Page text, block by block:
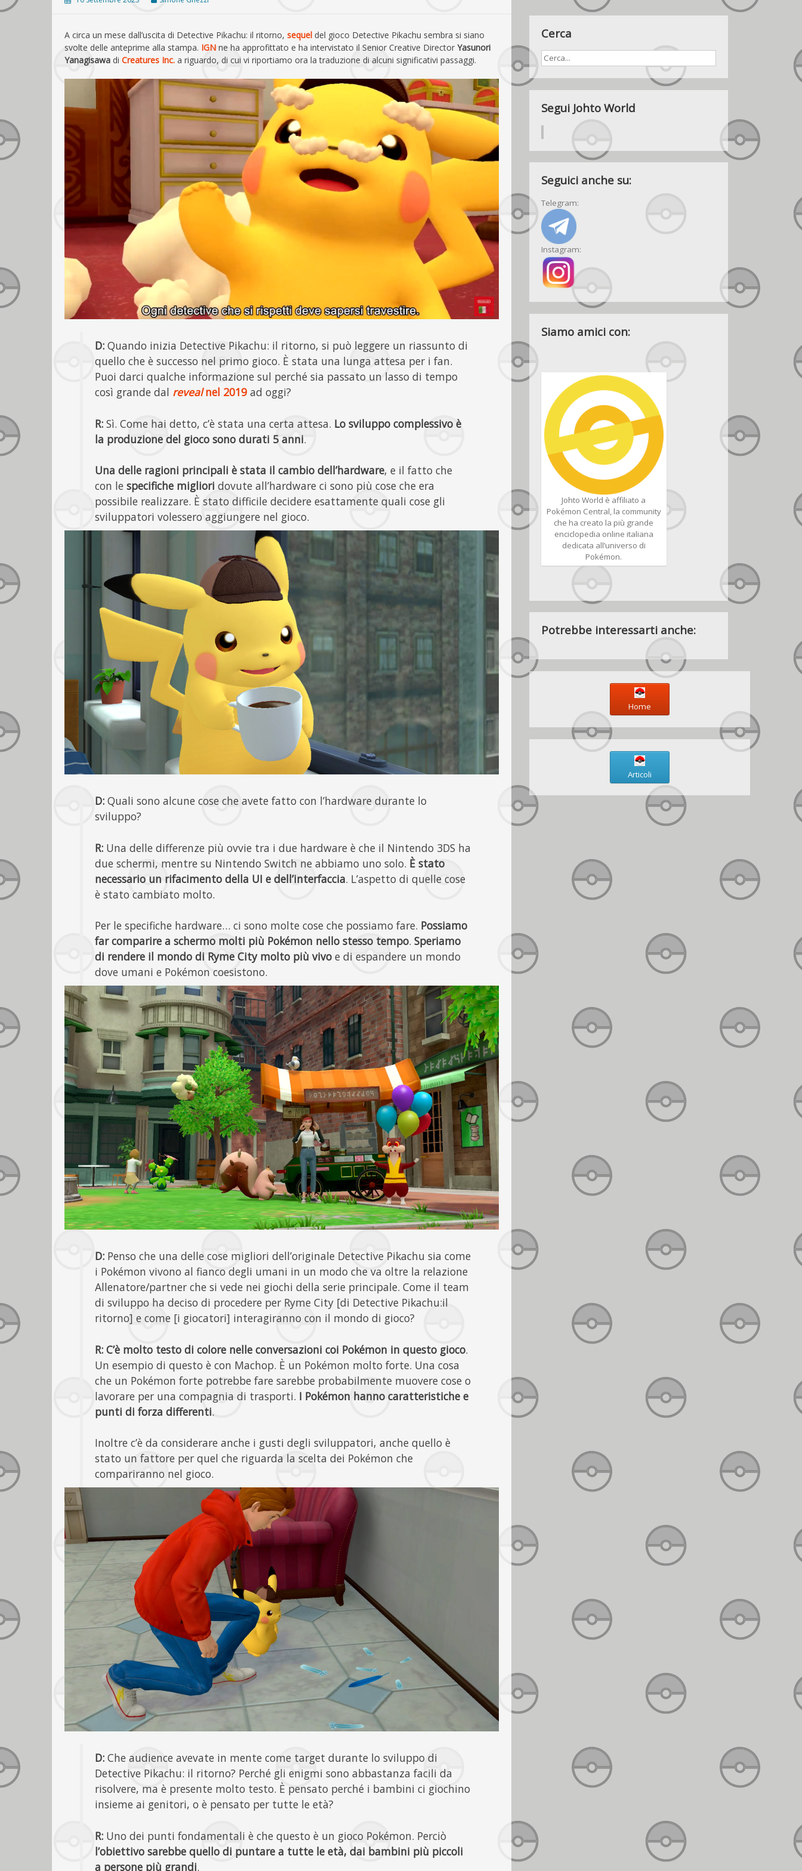
A circa un mese dall’uscita di Detective Pikachu: il ritorno, sequel del gioco Detective Pikachu sembra si siano
svolte delle anteprime alla stampa. IGN ne ha approfittato e ha intervistato il Senior Creative Director Yasunori
Yanagisawa di Creatures Inc. a riguardo, di cui vi riportiamo ora la traduzione di alcuni significativi passaggi.
D: Quando inizia Detective Pikachu: il ritorno, si può leggere un riassunto di
quello che è successo nel primo gioco. È stata una lunga attesa per i fan.
Puoi darci qualche informazione sul perché sia passato un lasso di tempo
così grande dal revealnel 2019 ad oggi?
R: Sì. Come hai detto, c’è stata una certa attesa. Lo sviluppo complessivo è
la produzione del gioco sono durati 5 anni.
Una delle ragioni principali è stata il cambio dell’hardware, e il fatto che
con lespecifiche migliori dovute all’hardware ci sono più cose che era
possibile realizzare. È stato difficile decidere esattamente quali cose gli
sviluppatori volessero aggiungere nel gioco.
D: Quali sono alcune cose che avete fatto con l’hardware durante lo
sviluppo?
R: Una delle differenze più ovvie tra i due hardware è che il Nintendo 3DS ha
due schermi, mentre su Nintendo Switch ne abbiamo uno solo. È stato
necessario un rifacimento della UI e dell’interfaccia. L’aspetto di quelle cose
è stato cambiato molto.
Per le specifiche hardware… ci sono molte cose che possiamo fare. Possiamo
far comparire a schermo molti più Pokémon nello stesso tempo.Speriamo
di rendere il mondo di Ryme City molto più vivo e di espandere un mondo
dove umani e Pokémon coesistono.
D: Penso che una delle cose migliori dell’originale Detective Pikachu sia come
i Pokémon vivono al fianco degli umani in un modo che va oltre la relazione
Allenatore/partner che si vede nei giochi della serie principale. Come il team
di sviluppo ha deciso di procedere per Ryme City [di Detective Pikachu:il
ritorno] e come [i giocatori] interagiranno con il mondo di gioco?
R: C’è molto testo di colore nelle conversazioni coi Pokémon in questo gioco.
Un esempio di questo è con Machop. È un Pokémon molto forte. Una cosa
che un Pokémon forte potrebbe fare sarebbe probabilmente muovere cose o
lavorare per una compagnia di trasporti. I Pokémon hanno caratteristiche e
punti di forza differenti.
Inoltre c’è da considerare anche i gusti degli sviluppatori, anche quello è
stato un fattore per quel che riguarda la scelta dei Pokémon che
compariranno nel gioco.
D: Che audience avevate in mente come target durante lo sviluppo di
Detective Pikachu: il ritorno? Perché gli enigmi sono abbastanza facili da
risolvere, ma è presente molto testo. È pensato perché i bambini ci giochino
insieme ai genitori, o è pensato per tutte le età?
R: Uno dei punti fondamentali è che questo è un gioco Pokémon. Perciò
l’obiettivo sarebbe quello di puntare a tutte le età, dai bambini più piccoli
a persone più grandi.
Cerca
Segui Johto World
Seguici anche su:
Telegram:
Instagram:
Siamo amici con:
Johto World è affiliato a
Pokémon Central, la community
che ha creato la più grande
enciclopedia online italiana
dedicata all’universo di
Pokémon.
Potrebbe interessarti anche:
Home
Articoli